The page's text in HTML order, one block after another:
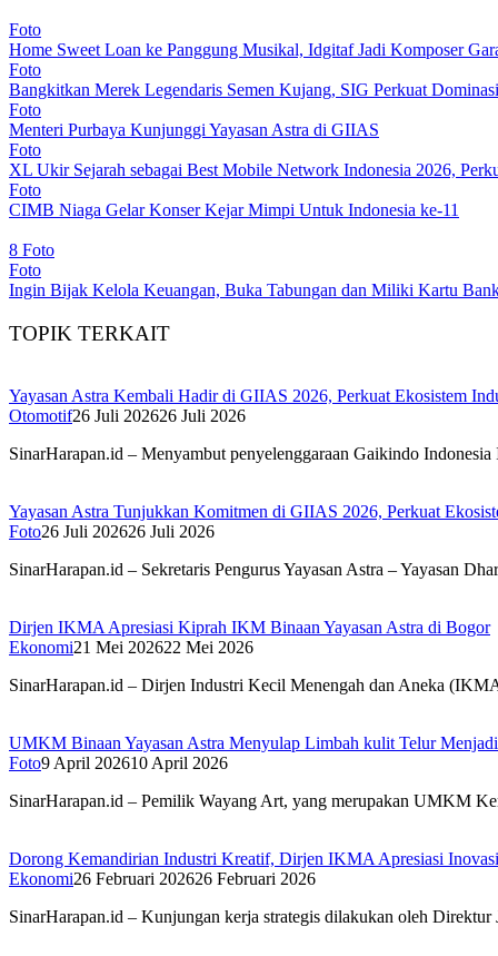
Foto
Home Sweet Loan ke Panggung Musikal, Idgitaf Jadi Komposer
Foto
Bangkitkan Merek Legendaris Semen Kujang, SIG Perkuat
Foto
Menteri Purbaya Kunjunggi Yayasan Astra di GIIAS
Foto
XL Ukir Sejarah sebagai Best Mobile Network Indonesia 2026,
Foto
CIMB Niaga Gelar Konser Kejar Mimpi Untuk Indonesia ke-11
8 Foto
Foto
Ingin Bijak Kelola Keuangan, Buka Tabungan dan Miliki Kartu
TOPIK TERKAIT
Yayasan Astra Kembali Hadir di GIIAS 2026, Perkuat Ekosistem
Otomotif26 Juli 202626 Juli 2026
SinarHarapan.id – Menyambut penyelenggaraan Gaikindo
Yayasan Astra Tunjukkan Komitmen di GIIAS 2026, Perkuat
Foto26 Juli 202626 Juli 2026
SinarHarapan.id – Sekretaris Pengurus Yayasan Astra – Yayasan
Dirjen IKMA Apresiasi Kiprah IKM Binaan Yayasan Astra di Bogor
Ekonomi21 Mei 202622 Mei 2026
SinarHarapan.id – Dirjen Industri Kecil Menengah dan Aneka
UMKM Binaan Yayasan Astra Menyulap Limbah kulit Telur
Foto9 April 202610 April 2026
SinarHarapan.id – Pemilik Wayang Art, yang merupakan UMKM
Dorong Kemandirian Industri Kreatif, Dirjen IKMA Apresiasi
Ekonomi26 Februari 202626 Februari 2026
SinarHarapan.id – Kunjungan kerja strategis dilakukan oleh